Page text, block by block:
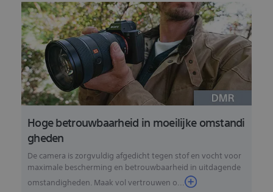
Hoge betrouwbaarheid in moeilijke omstandi
gheden
De camera is zorgvuldig afgedicht tegen stof en vocht voor
maximale bescherming en betrouwbaarheid in uitdagende
omstandigheden. Maak vol vertrouwen o...